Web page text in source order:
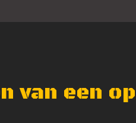
van een